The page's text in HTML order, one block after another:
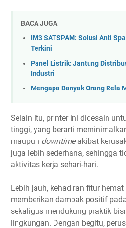
BACA JUGA
IM3 SATSPAM: Solusi Anti
Terkini
Panel Listrik: Jantung
Industri
Mengapa Banyak Orang Rela
Selain itu, printer ini didesain
tinggi, yang berarti
maupun downtimeakibat
juga lebih sederhana, sehingga
aktivitas kerja sehari-hari.
Lebih jauh, kehadiran fitur hemat
memberikan dampak positif
sekaligus mendukung praktik
lingkungan. Dengan begitu,